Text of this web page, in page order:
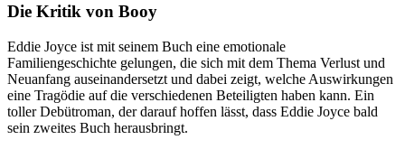
Die Kritik von Booy
Eddie Joyce ist mit seinem Buch eine emotionale
Familiengeschichte gelungen, die sich mit dem Thema Verlust und
Neuanfang auseinandersetzt und dabei zeigt, welche Auswirkungen
eine Tragödie auf die verschiedenen Beteiligten haben kann. Ein
toller Debütroman, der darauf hoffen lässt, dass Eddie Joyce bald
sein zweites Buch herausbringt.